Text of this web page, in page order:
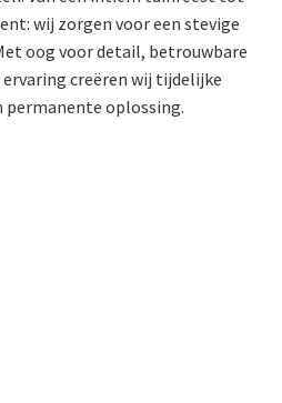
wij zorgen voor een stevige
oog voor detail, betrouwbare
creëren wij tijdelijke
permanente oplossing.